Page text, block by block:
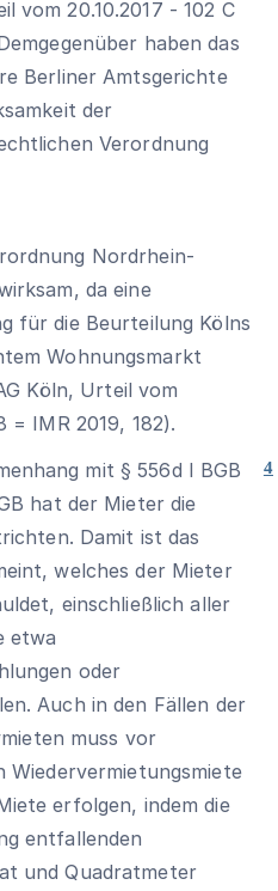
vom 20.10.2017 - 102 C
haben das
Berliner Amtsgerichte
der
Verordnung
Nordrhein-
da eine
für die Beurteilung Kölns
Wohnungsmarkt
Köln, Urteil vom
= IMR 2019, 182).
4
mit § 556d I BGB
hat der Mieter die
Damit ist das
welches der Mieter
einschließlich aller
etwa
oder
Auch in den Fällen der
muss vor
Wiedervermietungsmiete
erfolgen, indem die
entfallenden
und Quadratmeter